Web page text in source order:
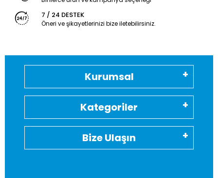
7 / 24 DESTEK
Öneri ve şikayetlerinizi bize iletebilirsiniz.
Kurumsal
Kategoriler
Bize Ulaşın